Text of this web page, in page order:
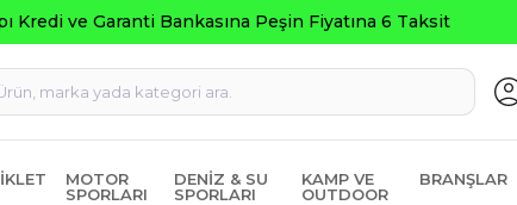
MOTOR
SPORLARI
DENIZ & SU
SPORLARI
KAMP VE
OUTDOOR
BRANŞLAR